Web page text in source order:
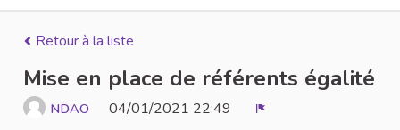
Retour à la liste
Mise en place de référents égalité
NDAO 04/01/2021 22:49